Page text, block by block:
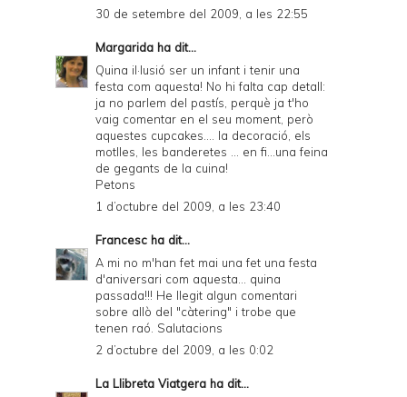
30 de setembre del 2009, a les 22:55
Margarida ha dit...
Quina il·lusió ser un infant i tenir una
festa com aquesta! No hi falta cap detall:
ja no parlem del pastís, perquè ja t'ho
vaig comentar en el seu moment, però
aquestes cupcakes.... la decoració, els
motlles, les banderetes ... en fi...una feina
de gegants de la cuina!
Petons
1 d’octubre del 2009, a les 23:40
Francesc ha dit...
A mi no m'han fet mai una fet una festa
d'aniversari com aquesta... quina
passada!!! He llegit algun comentari
sobre allò del "càtering" i trobe que
tenen raó. Salutacions
2 d’octubre del 2009, a les 0:02
La Llibreta Viatgera ha dit...